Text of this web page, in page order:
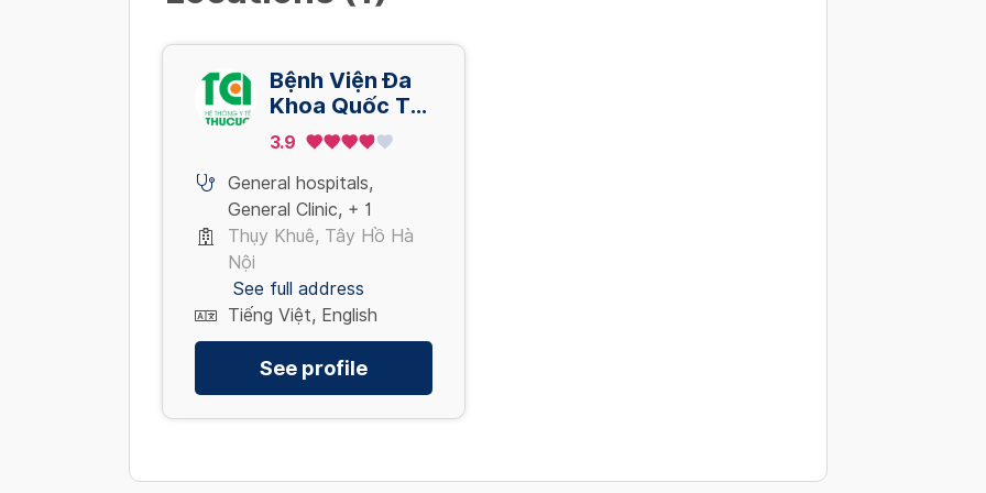
Bệnh Viện Đa
Khoa Quốc Tế
Thu Cúc - Cơ
sở 286 Thụy
Khuê - Tây Hồ
- Hà Nội
3.9
General hospitals,
General Clinic, + 1
Thụy Khuê, Tây Hồ Hà
Nội
See full address
Tiếng Việt, English
See profile